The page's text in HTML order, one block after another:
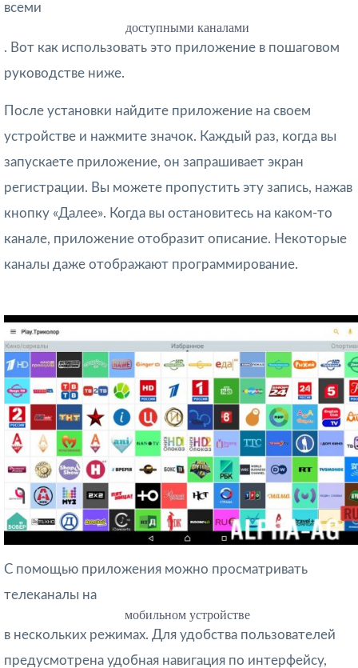
всеми
доступными каналами
. Вот как использовать это приложение в пошаговом
руководстве ниже.
После установки найдите приложение на своем
устройстве и нажмите значок. Каждый раз, когда вы
запускаете приложение, он запрашивает экран
регистрации. Вы можете пропустить эту запись, нажав
кнопку «Далее». Когда вы остановитесь на каком-то
канале, приложение отобразит описание. Некоторые
каналы даже отображают программирование.
С помощью приложения можно просматривать
телеканалы на
мобильном устройстве
в нескольких режимах. Для удобства пользователей
предусмотрена удобная навигация по интерфейсу,